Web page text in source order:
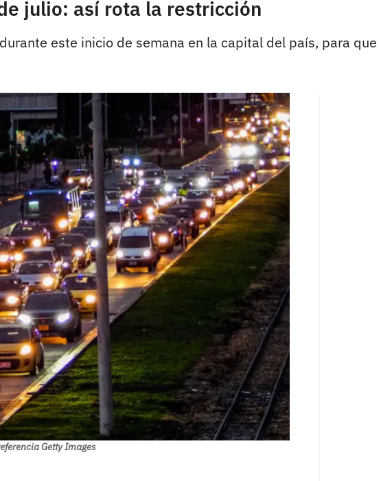
julio: así rota la restricción
este inicio de semana en la capital del país, para
Getty Images